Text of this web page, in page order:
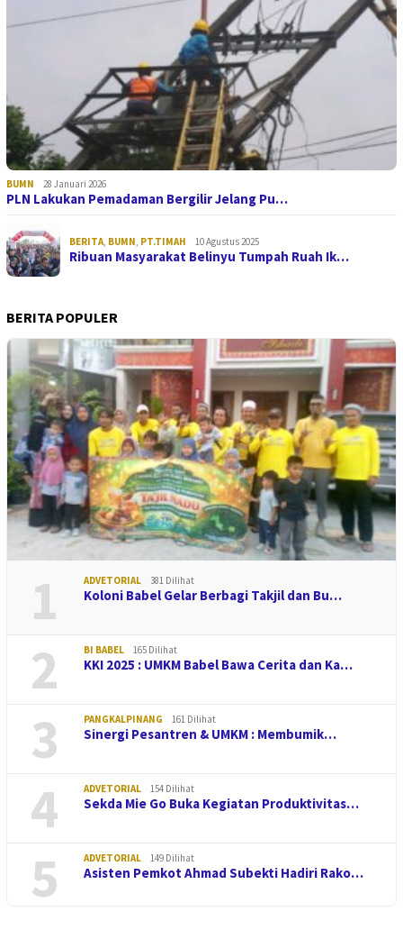
BUMN 28 Januari 2026
PLN Lakukan Pemadaman Bergilir Jelang Pu…
BERITA BUMN PT.TIMAH 10 Agustus 2025
Ribuan Masyarakat Belinyu Tumpah Ruah Ik…
BERITA POPULER
1 ADVETORIAL 381 Dilihat
Koloni Babel Gelar Berbagi Takjil dan Bu…
2 BI BABEL 165 Dilihat
KKI 2025 : UMKM Babel Bawa Cerita dan Ka…
3 PANGKALPINANG 161 Dilihat
Sinergi Pesantren & UMKM : Membumik…
4 ADVETORIAL 154 Dilihat
Sekda Mie Go Buka Kegiatan Produktivitas…
5 ADVETORIAL 149 Dilihat
Asisten Pemkot Ahmad Subekti Hadiri Rako…